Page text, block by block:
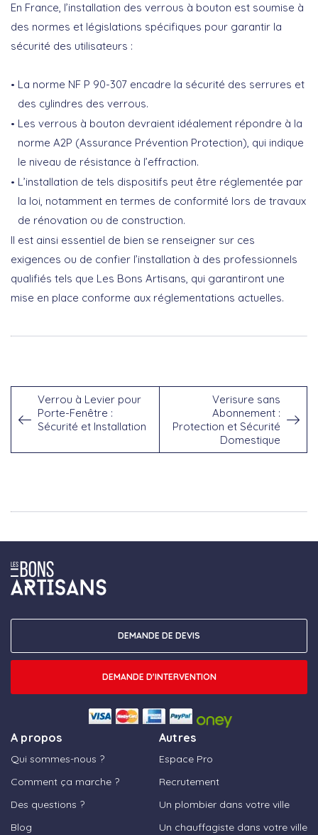
En France, l’installation des verrous à bouton est soumise à
des normes et législations spécifiques pour garantir la
sécurité des utilisateurs :
La norme NF P 90-307 encadre la sécurité des serrures et
des cylindres des verrous.
Les verrous à bouton devraient idéalement répondre à la
norme A2P (Assurance Prévention Protection), qui indique
le niveau de résistance à l’effraction.
L’installation de tels dispositifs peut être réglementée par
la loi, notamment en termes de conformité lors de travaux
de rénovation ou de construction.
Il est ainsi essentiel de bien se renseigner sur ces
exigences ou de confier l’installation à des professionnels
qualifiés tels que Les Bons Artisans, qui garantiront une
mise en place conforme aux réglementations actuelles.
Verrou à Levier pour
Porte-Fenêtre :
Sécurité et Installation
Verisure sans
Abonnement :
Protection et Sécurité
Domestique
A propos
Qui sommes-nous ?
Comment ça marche ?
Des questions ?
Blog
Autres
Espace Pro
Recrutement
Un plombier dans votre ville
Un chauffagiste dans votre ville
DEMANDE DE DEVIS
DEMANDE D'INTERVENTION